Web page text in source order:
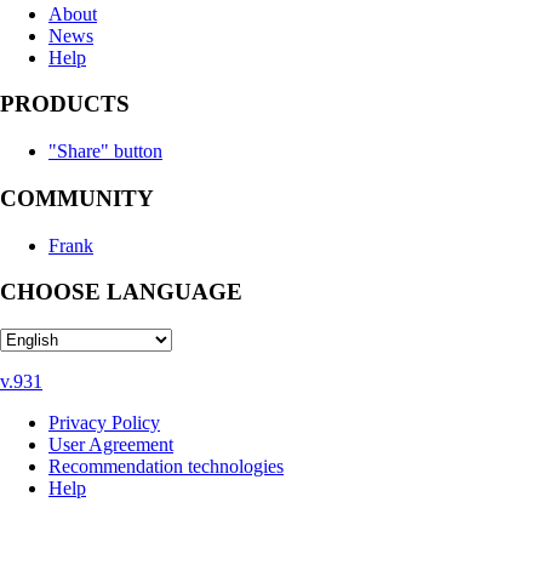
About
News
Help
PRODUCTS
"Share" button
COMMUNITY
Frank
CHOOSE LANGUAGE
v.931
Privacy Policy
User Agreement
Recommendation technologies
Help